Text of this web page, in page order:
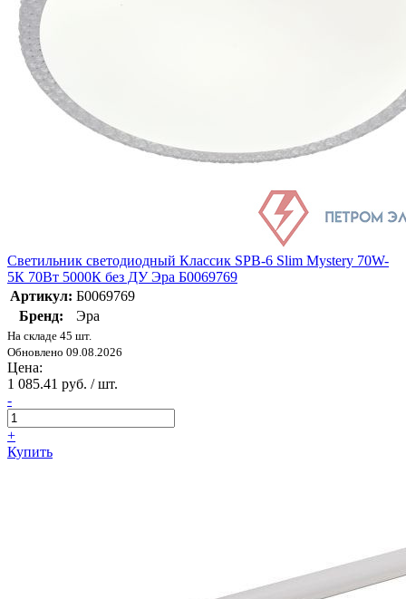
Светильник светодиодный Классик SPB-6 Slim Mystery 70W-
5К 70Вт 5000К без ДУ Эра Б0069769
Артикул: Б0069769
Бренд:
Эра
На складе 45 шт.
Обновлено 09.08.2026
Цена:
1 085.41 руб. / шт.
-
+
Купить